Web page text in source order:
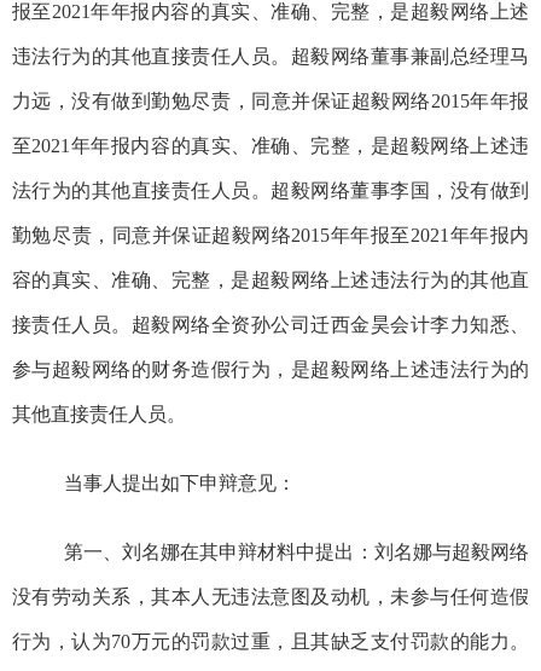
报至2021年年报内容的真实、准确、完整，是超毅网络上述
违法行为的其他直接责任人员。超毅网络董事兼副总经理马
力远，没有做到勤勉尽责， 同意并保证超毅网络2015年年报
至2021年年报内容的真实、准确、完整，是超毅网络上述违
法行为的其他直接责任人员。超毅网络董事李国， 没有做到
勤勉尽责， 同意并保证超毅网络2015年年报至2021年年报内
容的真实、准确、完整，是超毅网络上述违法行为的其他直
接责任人员。超毅网络全资孙公司迁西金昊会计李力知悉、
参与超毅网络的财务造假行为 ，是超毅网络上述违法行为的
其他直接责任人员。
当事人提出如下申辩意见：
第一、刘名娜在其申辩材料中提出：刘名娜与超毅网络
没有劳动关系，其本人无违法意图及动机，未参与任何造假
行为，认为70万元的罚款过重，且其缺乏支付罚款的能力。